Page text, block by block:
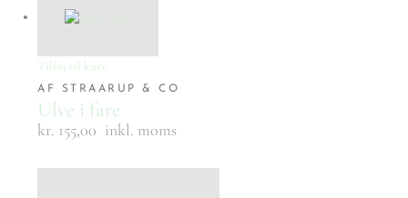
Tilføj til kurv
AF STRAARUP & CO
Ulve i fare
kr. 155,00 inkl. moms